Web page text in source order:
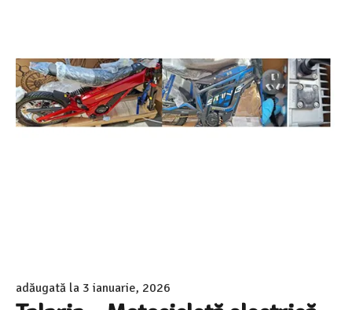
adăugată la 3 ianuarie, 2026